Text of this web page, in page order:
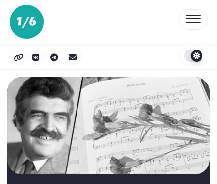
Перейти
содержанию